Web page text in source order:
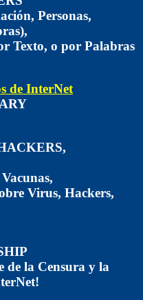
Personas,
Texto, o por Palabras
de InterNet
Virus, Hackers,
de la Censura y la